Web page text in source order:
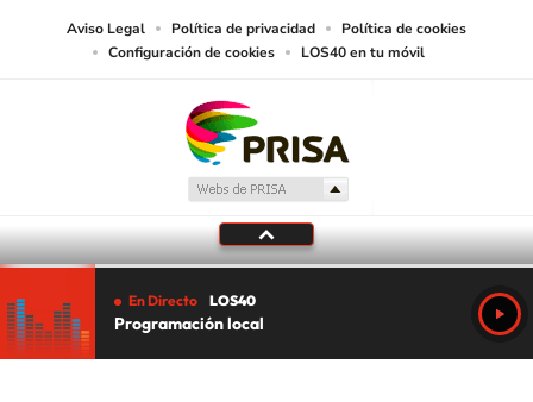
Aviso Legal Política de privacidad
Política de cookies
Configuración de cookies
LOS40 en tu móvil
En Directo LOS40
Programación local